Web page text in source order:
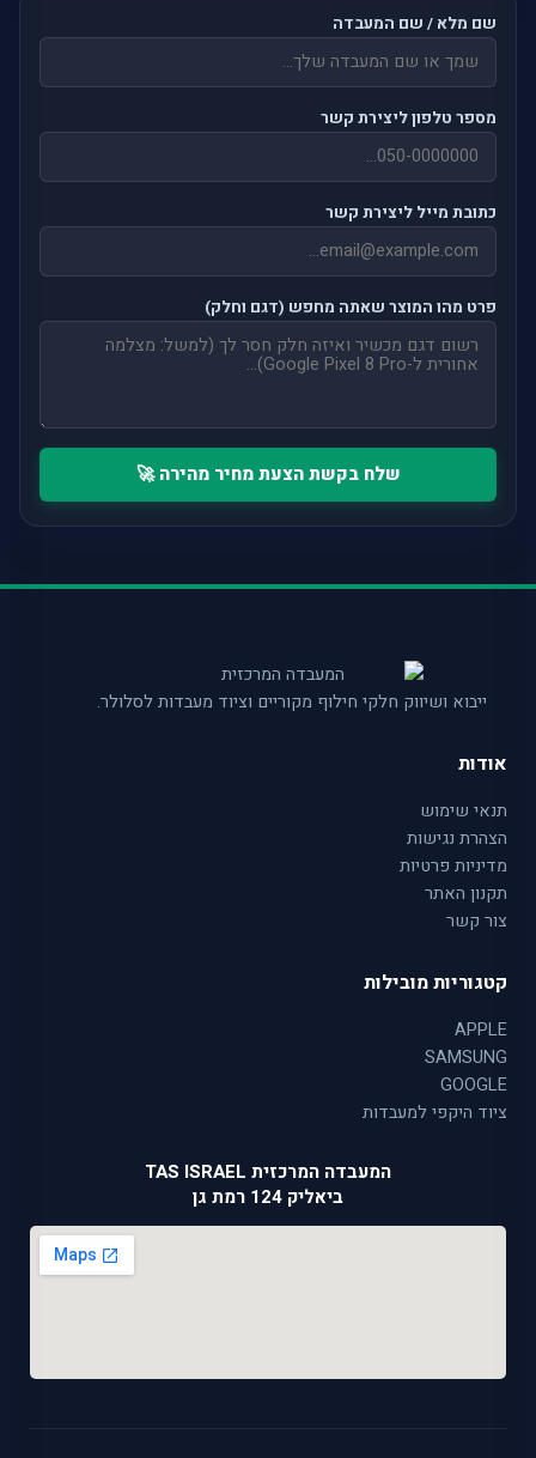
שם מלא / שם המעבדה
מספר טלפון ליצירת קשר
כתובת מייל ליצירת קשר
פרט מהו המוצר שאתה מחפש (דגם וחלק)
שלח בקשת הצעת מחיר מהירה 🚀
ייבוא ושיווק חלקי חילוף מקוריים וציוד מעבדות לסלולר.
אודות
תנאי שימוש
הצהרת נגישות
מדיניות פרטיות
תקנון האתר
צור קשר
קטגוריות מובילות
APPLE
SAMSUNG
GOOGLE
ציוד היקפי למעבדות
המעבדה המרכזית TAS ISRAEL
ביאליק 124 רמת גן